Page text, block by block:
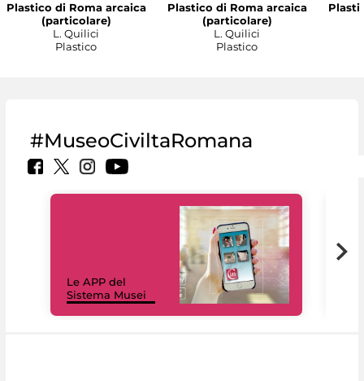
Plastico di Roma arcaica
(particolare)
L. Quilici
Plastico
Plastico di Roma arcaica
(particolare)
L. Quilici
Plastico
#MuseoCiviltaRomana
Le APP del
Sistema Musei